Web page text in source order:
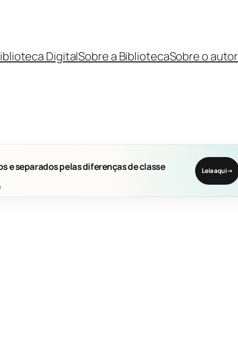
DigitalSobre a BibliotecaSobre o autor
e separados pelas diferenças de classe
Leia aqui→